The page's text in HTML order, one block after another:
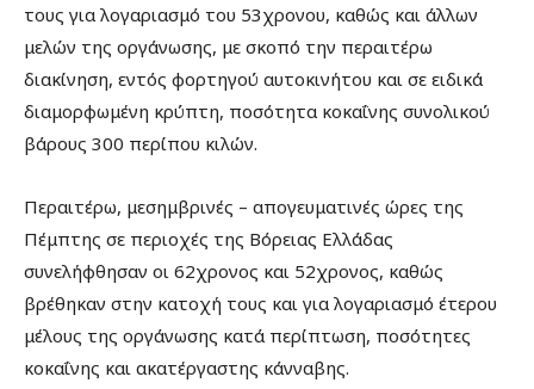
τους για λογαριασμό του 53χρονου, καθώς και άλλων
μελών της οργάνωσης, με σκοπό την περαιτέρω
διακίνηση, εντός φορτηγού αυτοκινήτου και σε ειδικά
διαμορφωμένη κρύπτη, ποσότητα κοκαΐνης συνολικού
βάρους 300 περίπου κιλών.
Περαιτέρω, μεσημβρινές – απογευματινές ώρες της
Πέμπτης σε περιοχές της Βόρειας Ελλάδας
συνελήφθησαν οι 62χρονος και 52χρονος, καθώς
βρέθηκαν στην κατοχή τους και για λογαριασμό έτερου
μέλους της οργάνωσης κατά περίπτωση, ποσότητες
κοκαΐνης και ακατέργαστης κάνναβης.